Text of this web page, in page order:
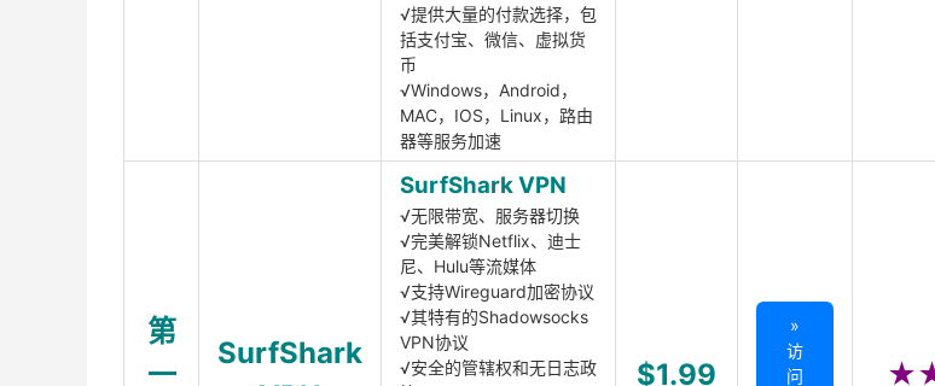
√提供大量的付款选择，包
括支付宝、微信、虚拟货
币
√Windows，Android，
MAC，IOS，Linux，路由
器等服务加速
第
一
SurfShark
SurfShark VPN
√无限带宽、服务器切换
√完美解锁Netflix、迪士
尼、Hulu等流媒体
√支持Wireguard加密协议
√其特有的Shadowsocks
VPN协议
√安全的管辖权和无日志政
$1.99
»
访
问